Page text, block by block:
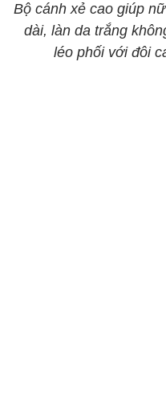
Bộ cánh xẻ cao giúp
dài, làn da trắng
léo phối với đôi